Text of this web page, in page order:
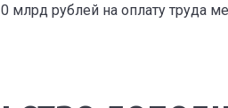
млрд рублей на оплату труда